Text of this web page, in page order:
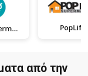
Mas Supermarkets PopLife
από την